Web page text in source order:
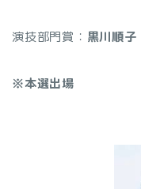
演技部門賞： 黒川順子
※本選出場